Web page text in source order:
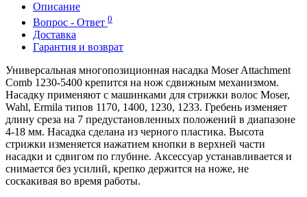
Описание
Вопрос - Ответ 0
Доставка
Гарантия и возврат
Универсальная многопозиционная насадка Moser Attachment
Comb 1230-5400 крепится на нож сдвижным механизмом.
Насадку применяют с машинками для стрижки волос Moser,
Wahl, Ermila типов 1170, 1400, 1230, 1233. Гребень изменяет
длину среза на 7 предустановленных положений в диапазоне
4-18 мм. Насадка сделана из черного пластика. Высота
стрижки изменяется нажатием кнопки в верхней части
насадки и сдвигом по глубине. Аксессуар устанавливается и
снимается без усилий, крепко держится на ноже, не
соскакивая во время работы.